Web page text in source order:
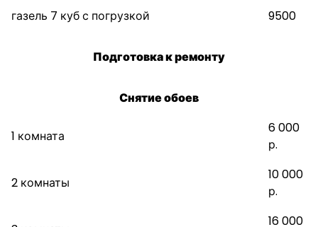
газель 7 куб с погрузкой 9500
Подготовка к ремонту
Снятие обоев
1 комната
6 000
р.
2 комнаты
10 000
р.
16 000